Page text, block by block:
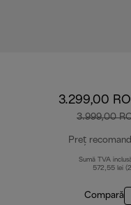
3.299,00
3.999,00
Preț
Sumă TVA
572,55 lei
Compară